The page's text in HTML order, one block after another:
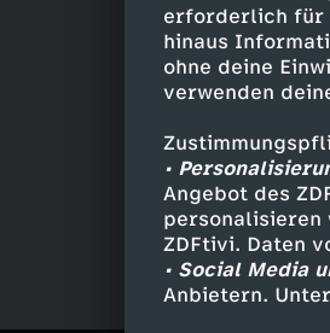
erforderlich für
hinaus
ohne deine
verwenden
•
Angebot des
personalisieren
ZDFtivi. Daten
• Social Media
Anbietern.